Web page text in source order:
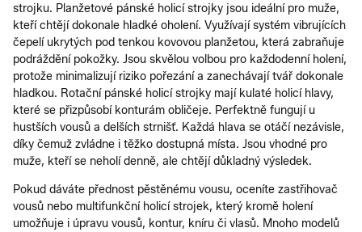
strojku. Planžetové pánské holicí strojky jsou ideální pro muže,
kteří chtějí dokonale hladké oholení. Využívají systém vibrujících
čepelí ukrytých pod tenkou kovovou planžetou, která zabraňuje
podráždění pokožky. Jsou skvělou volbou pro každodenní holení,
protože minimalizují riziko pořezání a zanechávají tvář dokonale
hladkou. Rotační pánské holicí strojky mají kulaté holicí hlavy,
které se přizpůsobí konturám obličeje. Perfektně fungují u
hustších vousů a delších strnišť. Každá hlava se otáčí nezávisle,
díky čemuž zvládne i těžko dostupná místa. Jsou vhodné pro
muže, kteří se neholí denně, ale chtějí důkladný výsledek.
Pokud dáváte přednost pěstěnému vousu, oceníte zastřihovač
vousů nebo multifunkční holicí strojek, který kromě holení
umožňuje i úpravu vousů, kontur, kníru či vlasů. Mnoho modelů